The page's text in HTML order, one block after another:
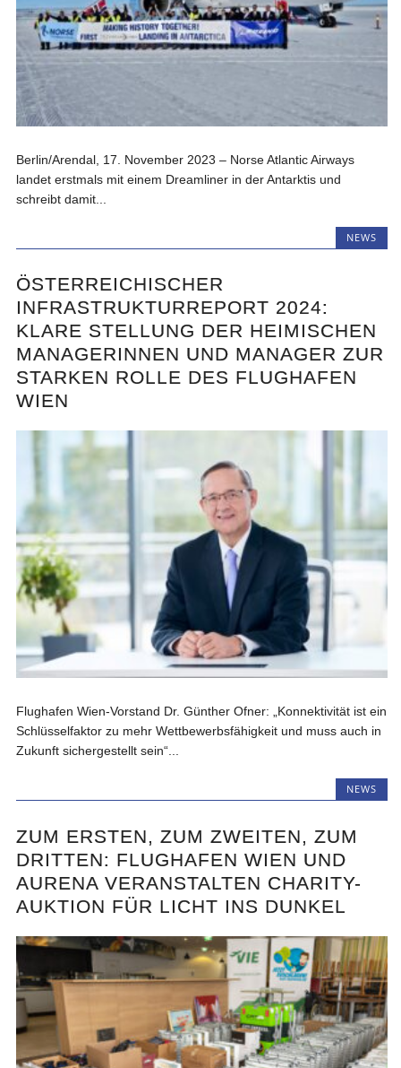
Berlin/Arendal, 17. November 2023 – Norse Atlantic Airways
landet erstmals mit einem Dreamliner in der Antarktis und
schreibt damit...
NEWS
ÖSTERREICHISCHER
INFRASTRUKTURREPORT 2024:
KLARE STELLUNG DER HEIMISCHEN
MANAGERINNEN UND MANAGER ZUR
STARKEN ROLLE DES FLUGHAFEN
WIEN
Flughafen Wien-Vorstand Dr. Günther Ofner: „Konnektivität ist ein
Schlüsselfaktor zu mehr Wettbewerbsfähigkeit und muss auch in
Zukunft sichergestellt sein“...
NEWS
ZUM ERSTEN, ZUM ZWEITEN, ZUM
DRITTEN: FLUGHAFEN WIEN UND
AURENA VERANSTALTEN CHARITY-
AUKTION FÜR LICHT INS DUNKEL